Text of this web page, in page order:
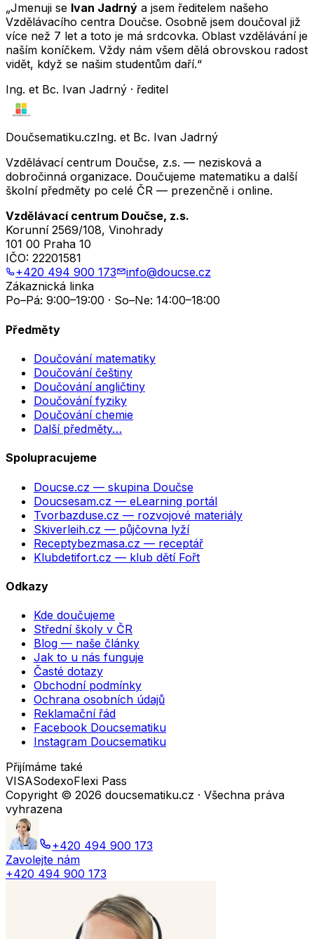
„Jmenuji se Ivan Jadrný a jsem ředitelem našeho
Vzdělávacího centra Doučse. Osobně jsem doučoval již
více než 7 let a toto je má srdcovka. Oblast vzdělávání je
naším koníčkem. Vždy nám všem dělá obrovskou radost
vidět, když se našim studentům daří.“
Ing. et Bc. Ivan Jadrný · ředitel
Doučsematiku.czIng. et Bc. Ivan Jadrný
Vzdělávací centrum Doučse, z.s. — nezisková a
dobročinná organizace. Doučujeme matematiku a další
školní předměty po celé ČR — prezenčně i online.
Vzdělávací centrum Doučse, z.s.
Korunní 2569/108, Vinohrady
101 00 Praha 10
IČO: 22201581
+420 494 900 173
info@doucse.cz
Zákaznická linka
Po–Pá: 9:00–19:00 · So–Ne: 14:00–18:00
Předměty
Doučování matematiky
Doučování češtiny
Doučování angličtiny
Doučování fyziky
Doučování chemie
Další předměty…
Spolupracujeme
Doucse.cz — skupina Doučse
Doucsesam.cz — eLearning portál
Tvorbazduse.cz — rozvojové materiály
Skiverleih.cz — půjčovna lyží
Receptybezmasa.cz — receptář
Klubdetifort.cz — klub dětí Fořt
Odkazy
Kde doučujeme
Střední školy v ČR
Blog — naše články
Jak to u nás funguje
Časté dotazy
Obchodní podmínky
Ochrana osobních údajů
Reklamační řád
Facebook Doucsematiku
Instagram Doucsematiku
Přijímáme také
VISASodexoFlexi Pass
Copyright © 2026 doucsematiku.cz · Všechna práva
vyhrazena
+420 494 900 173
Zavolejte nám
+420 494 900 173